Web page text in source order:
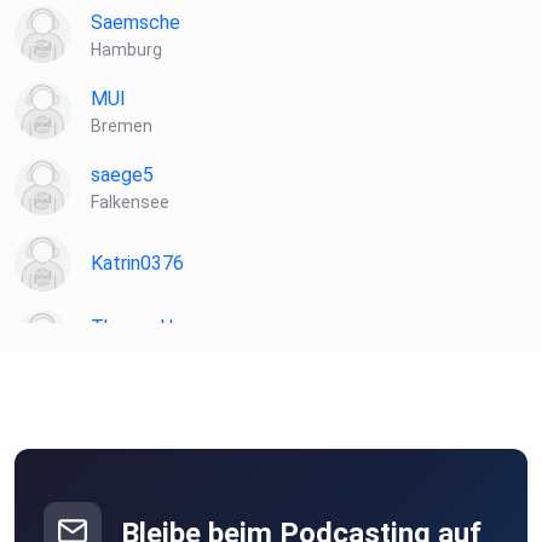
Saemsche
Hamburg
MUI
Bremen
saege5
Falkensee
Katrin0376
ThomasHe
Burg
Bleibe beim Podcasting auf